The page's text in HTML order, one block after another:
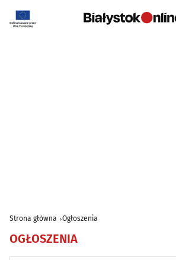
Strona główna Ogłoszenia
OGŁOSZENIA